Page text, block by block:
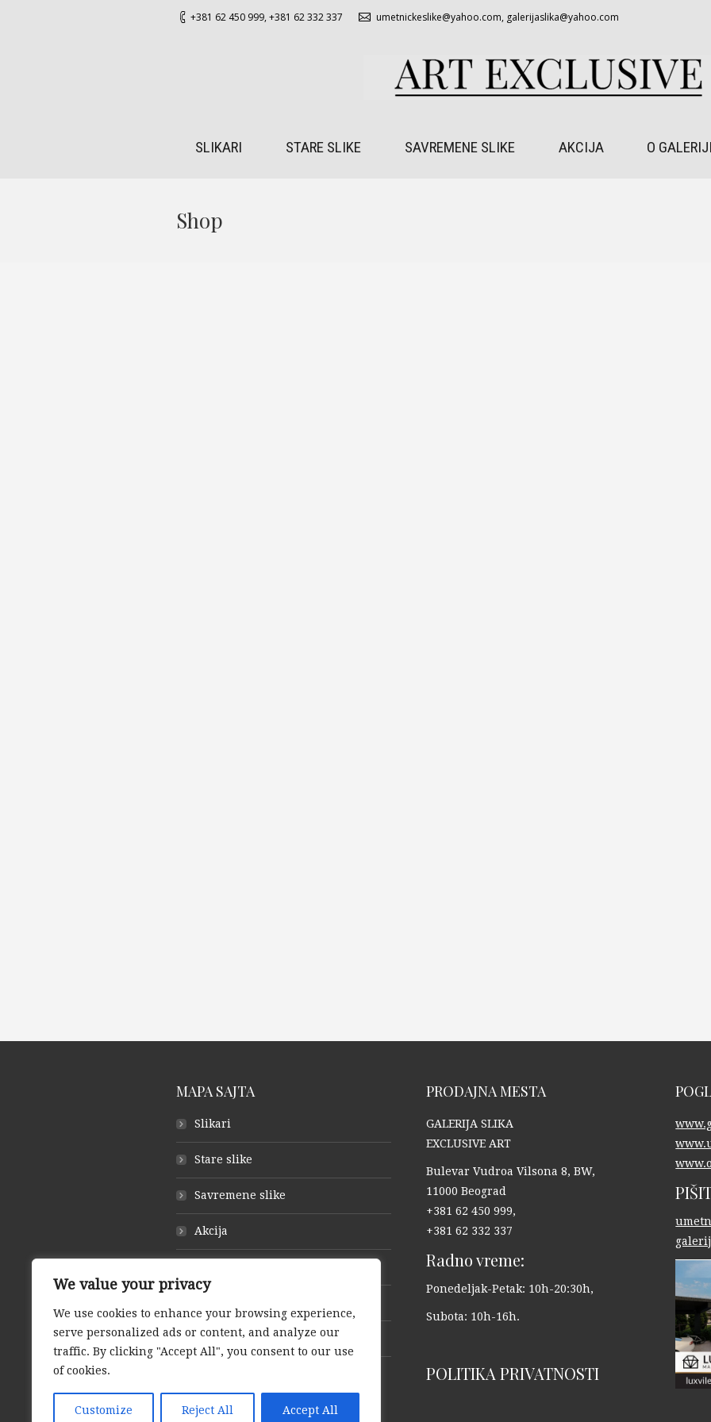
We value your privacy
We use cookies to enhance your browsing experience,
serve personalized ads or content, and analyze our
traffic. By clicking "Accept All", you consent to our use
of cookies.
Customize Reject All Accept All
+381 62 450 999,+381 62 332 337 umetnickeslike@yahoo.com, galerijaslika@yahoo.com
SLIKARI STARE SLIKE SAVREMENE SLIKE AKCIJA O GALERIJI
Shop
MAPA SAJTA
Slikari
Stare slike
Savremene slike
Akcija
Kontakt
PRODAJNA MESTA
GALERIJA SLIKA
EXCLUSIVE ART
Bulevar Vudroa Vilsona 8, BW,
11000 Beograd
+381 62 450 999,
+381 62 332 337
Radno vreme:
Ponedeljak-Petak: 10h-20:30h,
Subota: 10h-16h.
POLITIKA PRIVATNOSTI